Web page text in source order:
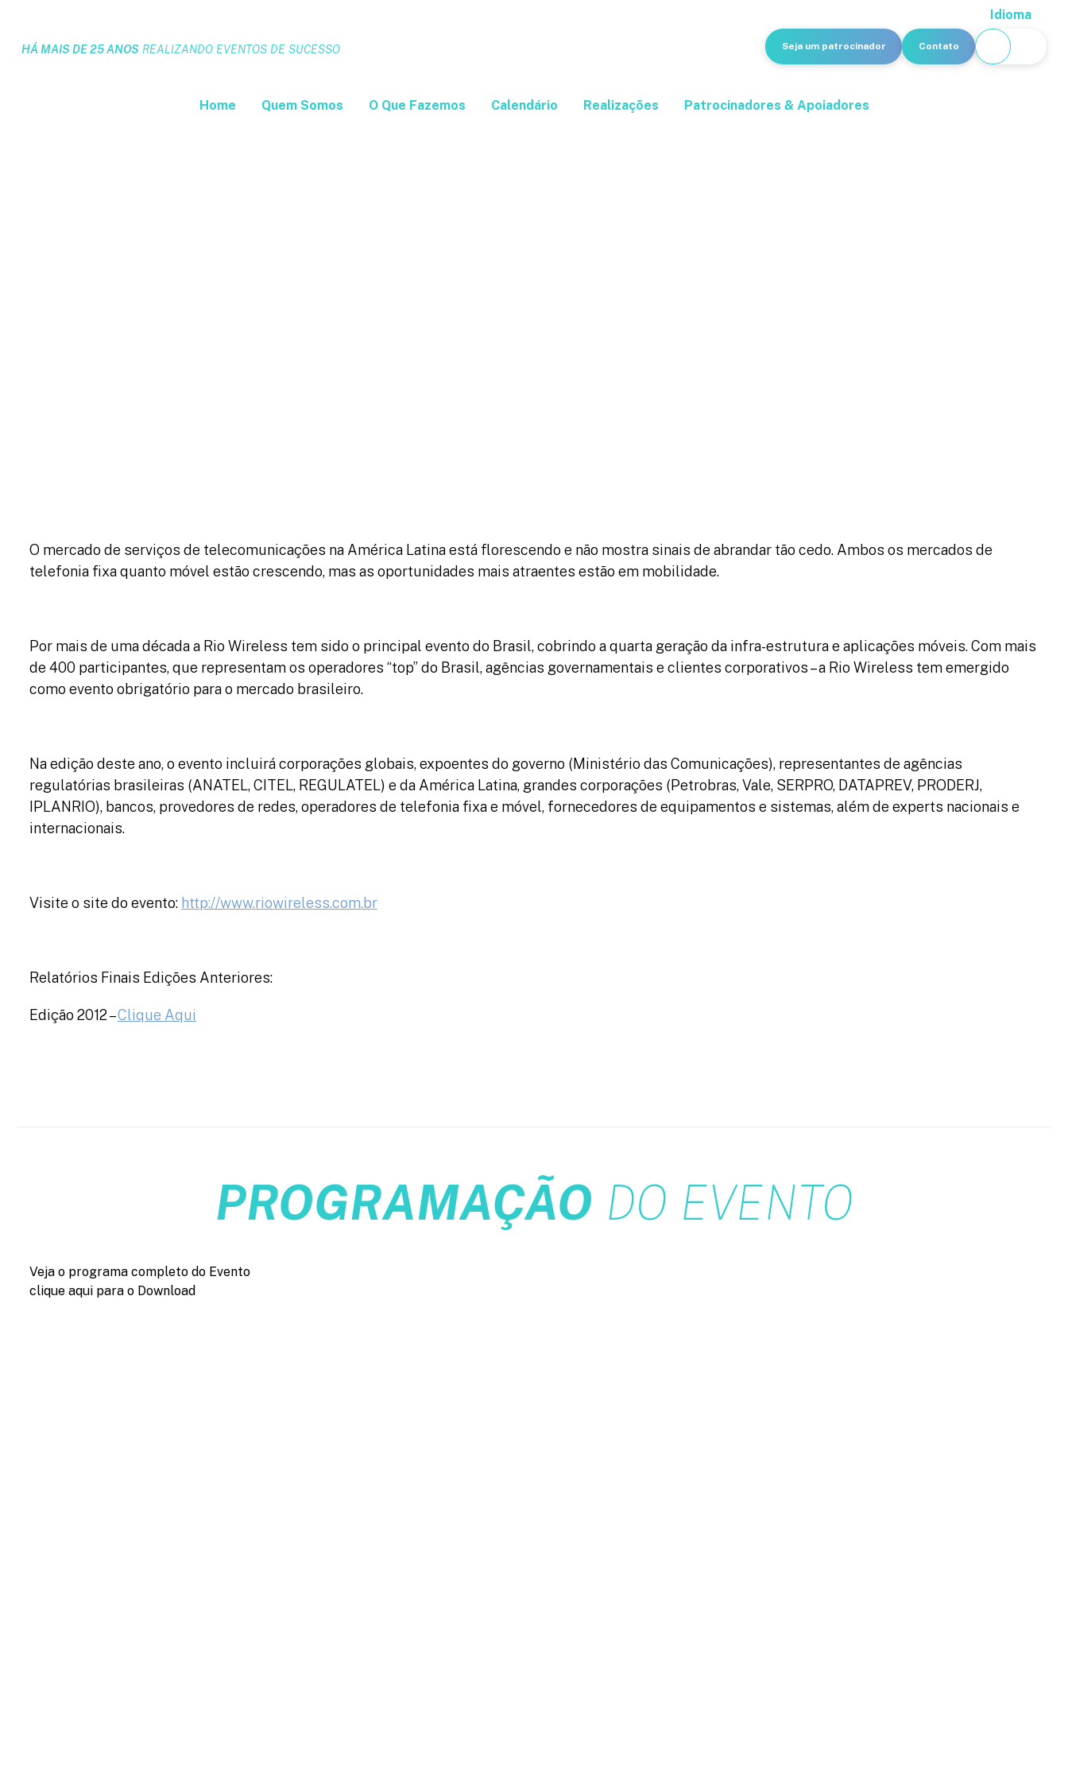
HÁ MAIS DE 25 ANOSREALIZANDO EVENTOS DE SUCESSO Seja um patrocinador Contato
Idioma
Home Quem Somos O Que Fazemos Calendário Realizações Patrocinadores & Apoiadores
O mercado de serviços de telecomunicações na América Latina está florescendo e não mostra sinais de abrandar tão cedo. Ambos os mercados de
telefonia fixa quanto móvel estão crescendo, mas as oportunidades mais atraentes estão em mobilidade.
Por mais de uma década a Rio Wireless tem sido o principal evento do Brasil, cobrindo a quarta geração da infra-estrutura e aplicações móveis. Com mais
de 400 participantes, que representam os operadores “top” do Brasil, agências governamentais e clientes corporativos – a Rio Wireless tem emergido
como evento obrigatório para o mercado brasileiro.
Na edição deste ano, o evento incluirá corporações globais, expoentes do governo (Ministério das Comunicações), representantes de agências
regulatórias brasileiras (ANATEL, CITEL, REGULATEL) e da América Latina, grandes corporações (Petrobras, Vale, SERPRO, DATAPREV, PRODERJ,
IPLANRIO), bancos, provedores de redes, operadores de telefonia fixa e móvel, fornecedores de equipamentos e sistemas, além de experts nacionais e
internacionais.
Visite o site do evento: http://www.riowireless.com.br
Relatórios Finais Edições Anteriores:
Edição 2012 –Clique Aqui
PROGRAMAÇÃO DO EVENTO
Veja o programa completo do Evento
clique aqui para o Download